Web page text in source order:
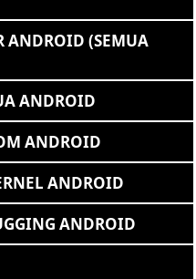
ANDROID (SEMUA
ANDROID
ANDROID
ANDROID
ANDROID